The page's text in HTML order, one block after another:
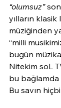
“olumsuz”
yılların
müziğinden
“milli
bugün
Nitekim soL
bu bağlamda
Bu savın